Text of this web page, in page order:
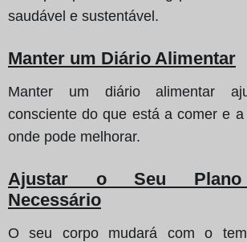
saudável e sustentável.
Manter um Diário Alimentar
Manter um diário alimentar
consciente do que está a comer e
onde pode melhorar.
Ajustar o Seu Plano
Necessário
O seu corpo mudará com o